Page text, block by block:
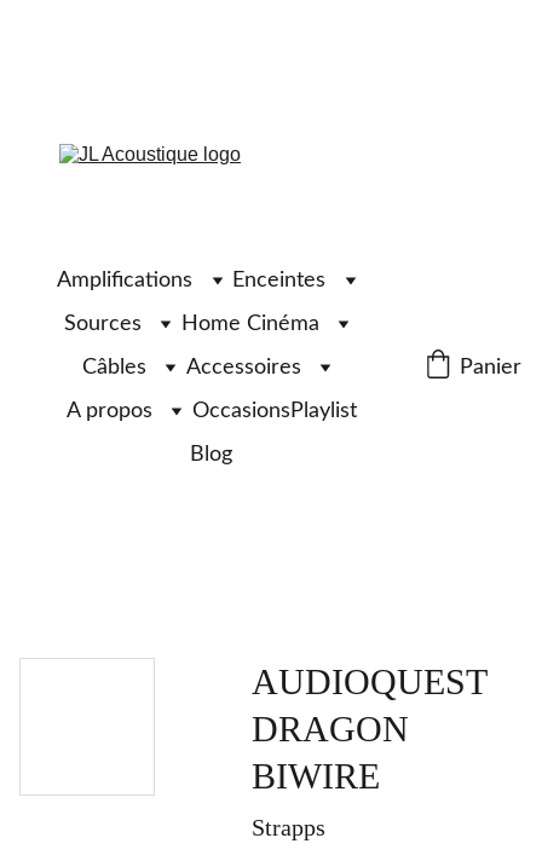
Amplifications
Enceintes
Sources
Home Cinéma
Câbles
Accessoires
A propos
Occasions Playlist
Blog
Panier
AUDIOQUEST
DRAGON
BIWIRE
Strapps